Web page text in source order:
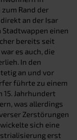
Rand der
an der Isar
einen
bereits seit
es auch, die
In den
an und vor
führte zu einem
Jahrhundert
was allerdings
Zerstörungen
sich eine
erst